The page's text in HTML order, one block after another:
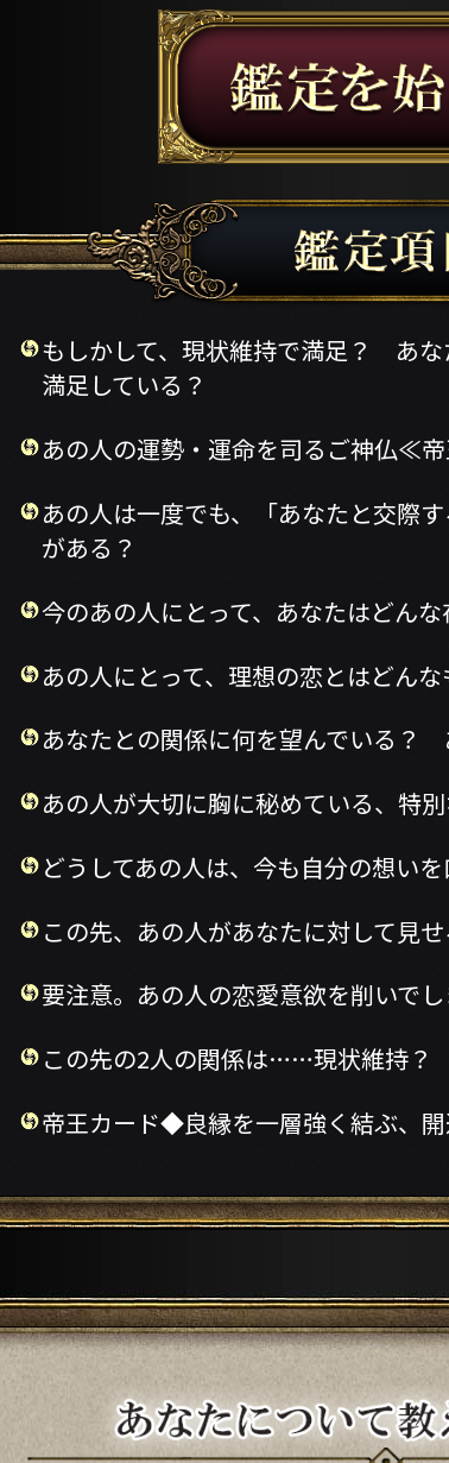
もしかして、現状維持で満足？ あな
満足している？
あの人の運勢・運命を司るご神仏≪
あの人は一度でも、「あなたと交際
がある？
今のあの人にとって、あなたはどん
あの人にとって、理想の恋とはどん
あなたとの関係に何を望んでいる？
あの人が大切に胸に秘めている、特
どうしてあの人は、今も自分の想い
この先、あの人があなたに対して見
要注意。あの人の恋愛意欲を削いで
この先の2人の関係は……現状維持
帝王カード◆良縁を一層強く結ぶ、